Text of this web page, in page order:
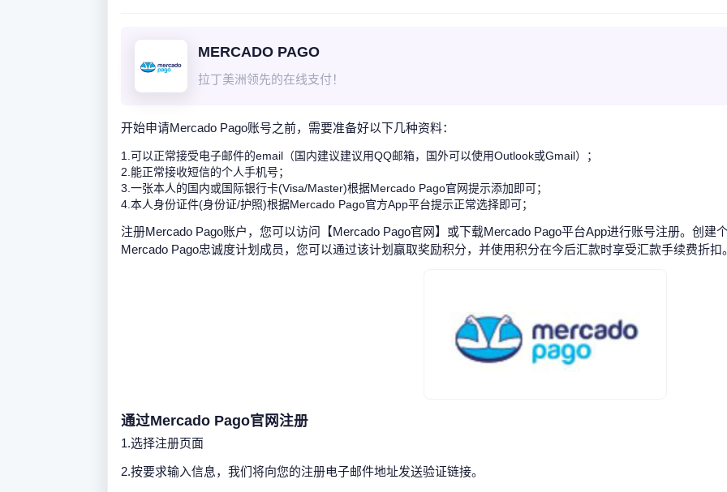
MERCADO PAGO
拉丁美洲领先的在线支付！
开始申请Mercado Pago账号之前，需要准备好以下几种资料：
1.可以正常接受电子邮件的email（国内建议建议用QQ邮箱，国外可以使用Outlook或Gmail）；
2.能正常接收短信的个人手机号；
3.一张本人的国内或国际银行卡(Visa/Master)根据Mercado Pago官网提示添加即可；
4.本人身份证件(身份证/护照)根据Mercado Pago官方App平台提示正常选择即可；
注册Mercado Pago账户，您可以访问【Mercado Pago官网】或下载Mercado Pago平台App进行账号注册。创建
Mercado Pago忠诚度计划成员，您可以通过该计划赢取奖励积分，并使用积分在今后汇款时享受汇款手续费折扣
通过Mercado Pago官网注册
1.选择注册页面
2.按要求输入信息，我们将向您的注册电子邮件地址发送验证链接。